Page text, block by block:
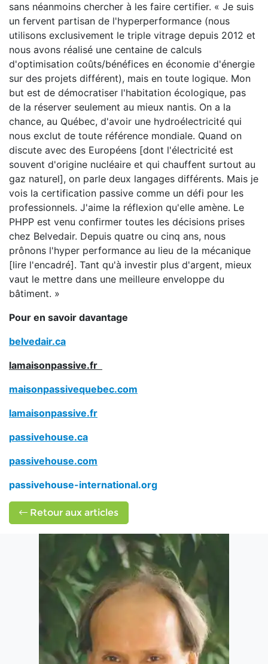
sans néanmoins chercher à les faire certifier. « Je suis
un fervent partisan de l'hyperperformance (nous
utilisons exclusivement le triple vitrage depuis 2012 et
nous avons réalisé une centaine de calculs
d'optimisation coûts/bénéfices en économie d'énergie
sur des projets différent), mais en toute logique. Mon
but est de démocratiser l'habitation écologique, pas
de la réserver seulement au mieux nantis. On a la
chance, au Québec, d'avoir une hydroélectricité qui
nous exclut de toute référence mondiale. Quand on
discute avec des Européens [dont l'électricité est
souvent d'origine nucléaire et qui chauffent surtout au
gaz naturel], on parle deux langages différents. Mais je
vois la certification passive comme un défi pour les
professionnels. J'aime la réflexion qu'elle amène. Le
PHPP est venu confirmer toutes les décisions prises
chez Belvedair. Depuis quatre ou cinq ans, nous
prônons l'hyper performance au lieu de la mécanique
[lire l'encadré]. Tant qu'à investir plus d'argent, mieux
vaut le mettre dans une meilleure enveloppe du
bâtiment. »
Pour en savoir davantage
belvedair.ca
lamaisonpassive.fr
maisonpassivequebec.com
lamaisonpassive.fr
passivehouse.ca
passivehouse.com
passivehouse-international.org
Retour aux articles